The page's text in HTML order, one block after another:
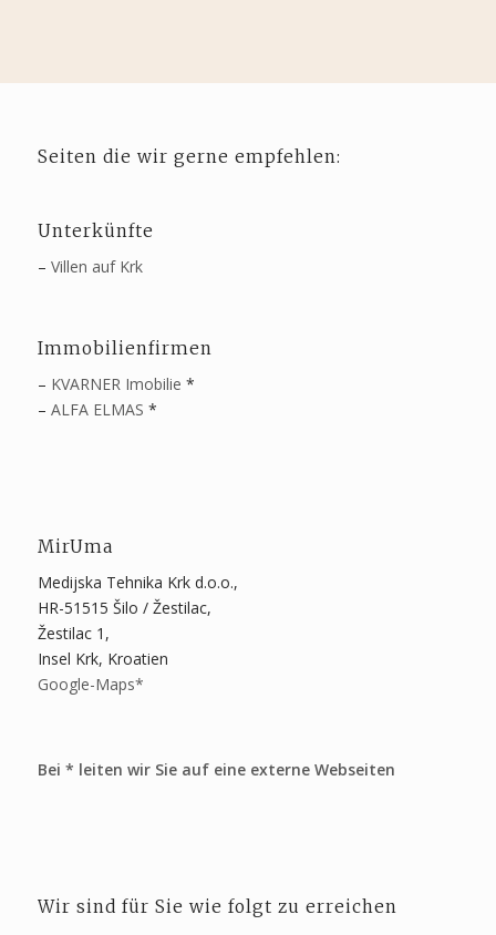
Seiten die wir gerne empfehlen:
Unterkünfte
– Villen auf Krk
Immobilienfirmen
– KVARNER Imobilie *
– ALFA ELMAS *
MirUma
Medijska Tehnika Krk d.o.o.,
HR-51515 Šilo / Žestilac,
Žestilac 1,
Insel Krk, Kroatien
Google-Maps*
Bei * leiten wir Sie auf eine externe Webseiten
Wir sind für Sie wie folgt zu erreichen